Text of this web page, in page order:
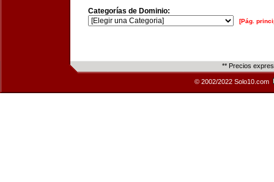
Categorías de Dominio:
[Pág.
** Precios
© 2002/2022 Solo10.com